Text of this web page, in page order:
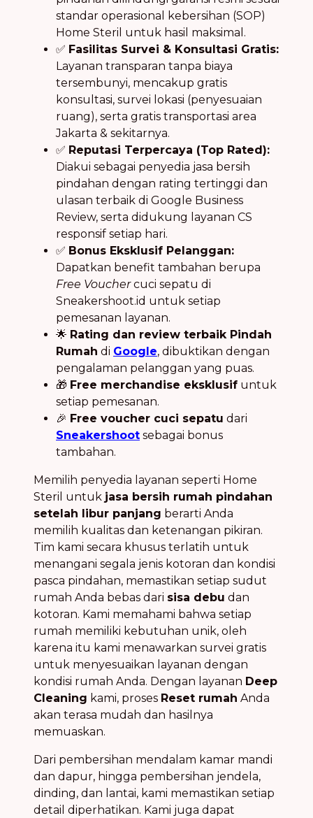
standar operasional kebersihan (SOP)
Home Steril untuk hasil maksimal.
✅ Fasilitas Survei & Konsultasi Gratis:
Layanan transparan tanpa biaya
tersembunyi, mencakup gratis
konsultasi, survei lokasi (penyesuaian
ruang), serta gratis transportasi area
Jakarta & sekitarnya.
✅ Reputasi Terpercaya (Top Rated):
Diakui sebagai penyedia jasa bersih
pindahan dengan rating tertinggi dan
ulasan terbaik di Google Business
Review, serta didukung layanan CS
responsif setiap hari.
✅ Bonus Eksklusif Pelanggan:
Dapatkan benefit tambahan berupa
Free Vouchercuci sepatu di
Sneakershoot.id untuk setiap
pemesanan layanan.
🌟 Rating dan review terbaik Pindah
Rumah di Google, dibuktikan dengan
pengalaman pelanggan yang puas.
🎁 Free merchandise eksklusif untuk
setiap pemesanan.
🎉 Free voucher cuci sepatu dari
Sneakershoot sebagai bonus
tambahan.
Memilih penyedia layanan seperti Home
Steril untuk jasa bersih rumah pindahan
setelah libur panjang berarti Anda
memilih kualitas dan ketenangan pikiran.
Tim kami secara khusus terlatih untuk
menangani segala jenis kotoran dan kondisi
pasca pindahan, memastikan setiap sudut
rumah Anda bebas dari sisa debu dan
kotoran. Kami memahami bahwa setiap
rumah memiliki kebutuhan unik, oleh
karena itu kami menawarkan survei gratis
untuk menyesuaikan layanan dengan
kondisi rumah Anda. Dengan layanan Deep
Cleaning kami, proses Reset rumah Anda
akan terasa mudah dan hasilnya
memuaskan.
Dari pembersihan mendalam kamar mandi
dan dapur, hingga pembersihan jendela,
dinding, dan lantai, kami memastikan setiap
detail diperhatikan. Kami juga dapat